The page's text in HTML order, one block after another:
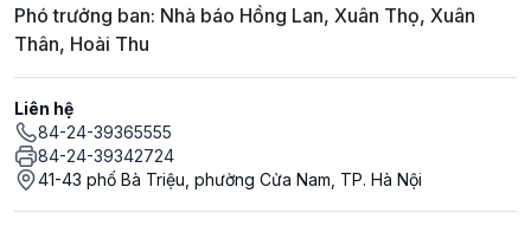
Phó trưởng ban: Nhà báo Hồng Lan, Xuân Thọ, Xuân
Thân, Hoài Thu
Liên hệ
84-24-39365555
84-24-39342724
41-43 phố Bà Triệu, phường Cửa Nam, TP. Hà Nội